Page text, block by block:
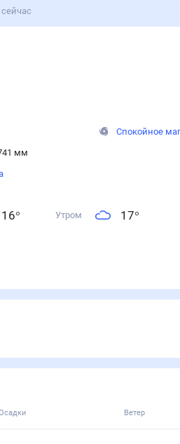
мм
Спокойное
16° Утром 17°
Ветер